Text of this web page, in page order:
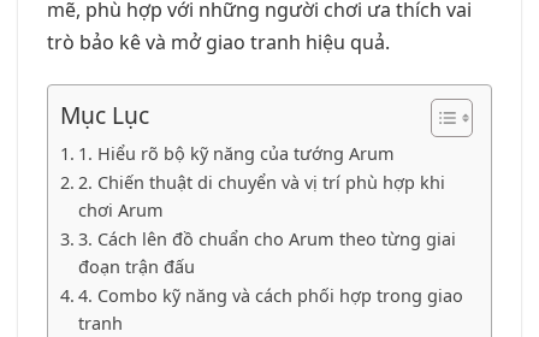
mẽ, phù hợp với những người chơi ưa thích vai
trò bảo kê và mở giao tranh hiệu quả.
Mục Lục
1. Hiểu rõ bộ kỹ năng của tướng Arum
2. Chiến thuật di chuyển và vị trí phù hợp khi
chơi Arum
3. Cách lên đồ chuẩn cho Arum theo từng giai
đoạn trận đấu
4. Combo kỹ năng và cách phối hợp trong giao
tranh